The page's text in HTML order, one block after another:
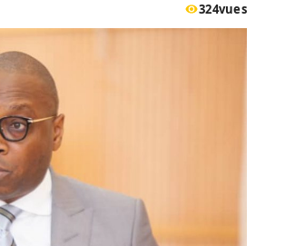
324vues